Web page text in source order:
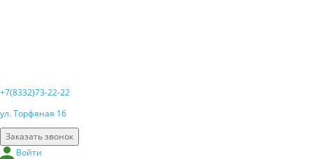
+7(8332)73-22-22
ул. Торфяная 16
Заказать звонок
Войти